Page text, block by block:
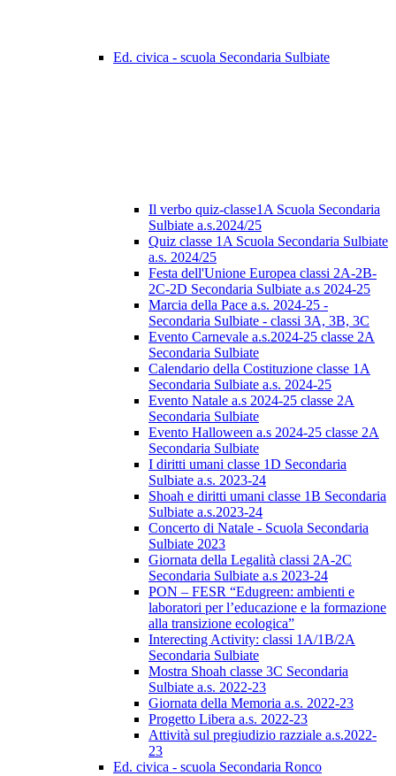
Ed. civica - scuola Secondaria Sulbiate
Il verbo quiz-classe1A Scuola Secondaria
Sulbiate a.s.2024/25
Quiz classe 1A Scuola Secondaria Sulbiate
a.s. 2024/25
Festa dell'Unione Europea classi 2A-2B-
2C-2D Secondaria Sulbiate a.s 2024-25
Marcia della Pace a.s. 2024-25 -
Secondaria Sulbiate - classi 3A, 3B, 3C
Evento Carnevale a.s.2024-25 classe 2A
Secondaria Sulbiate
Calendario della Costituzione classe 1A
Secondaria Sulbiate a.s. 2024-25
Evento Natale a.s 2024-25 classe 2A
Secondaria Sulbiate
Evento Halloween a.s 2024-25 classe 2A
Secondaria Sulbiate
I diritti umani classe 1D Secondaria
Sulbiate a.s. 2023-24
Shoah e diritti umani classe 1B Secondaria
Sulbiate a.s.2023-24
Concerto di Natale - Scuola Secondaria
Sulbiate 2023
Giornata della Legalità classi 2A-2C
Secondaria Sulbiate a.s 2023-24
PON – FESR “Edugreen: ambienti e
laboratori per l’educazione e la formazione
alla transizione ecologica”
Interecting Activity: classi 1A/1B/2A
Secondaria Sulbiate
Mostra Shoah classe 3C Secondaria
Sulbiate a.s. 2022-23
Giornata della Memoria a.s. 2022-23
Progetto Libera a.s. 2022-23
Attività sul pregiudizio razziale a.s.2022-
23
Ed. civica - scuola Secondaria Ronco